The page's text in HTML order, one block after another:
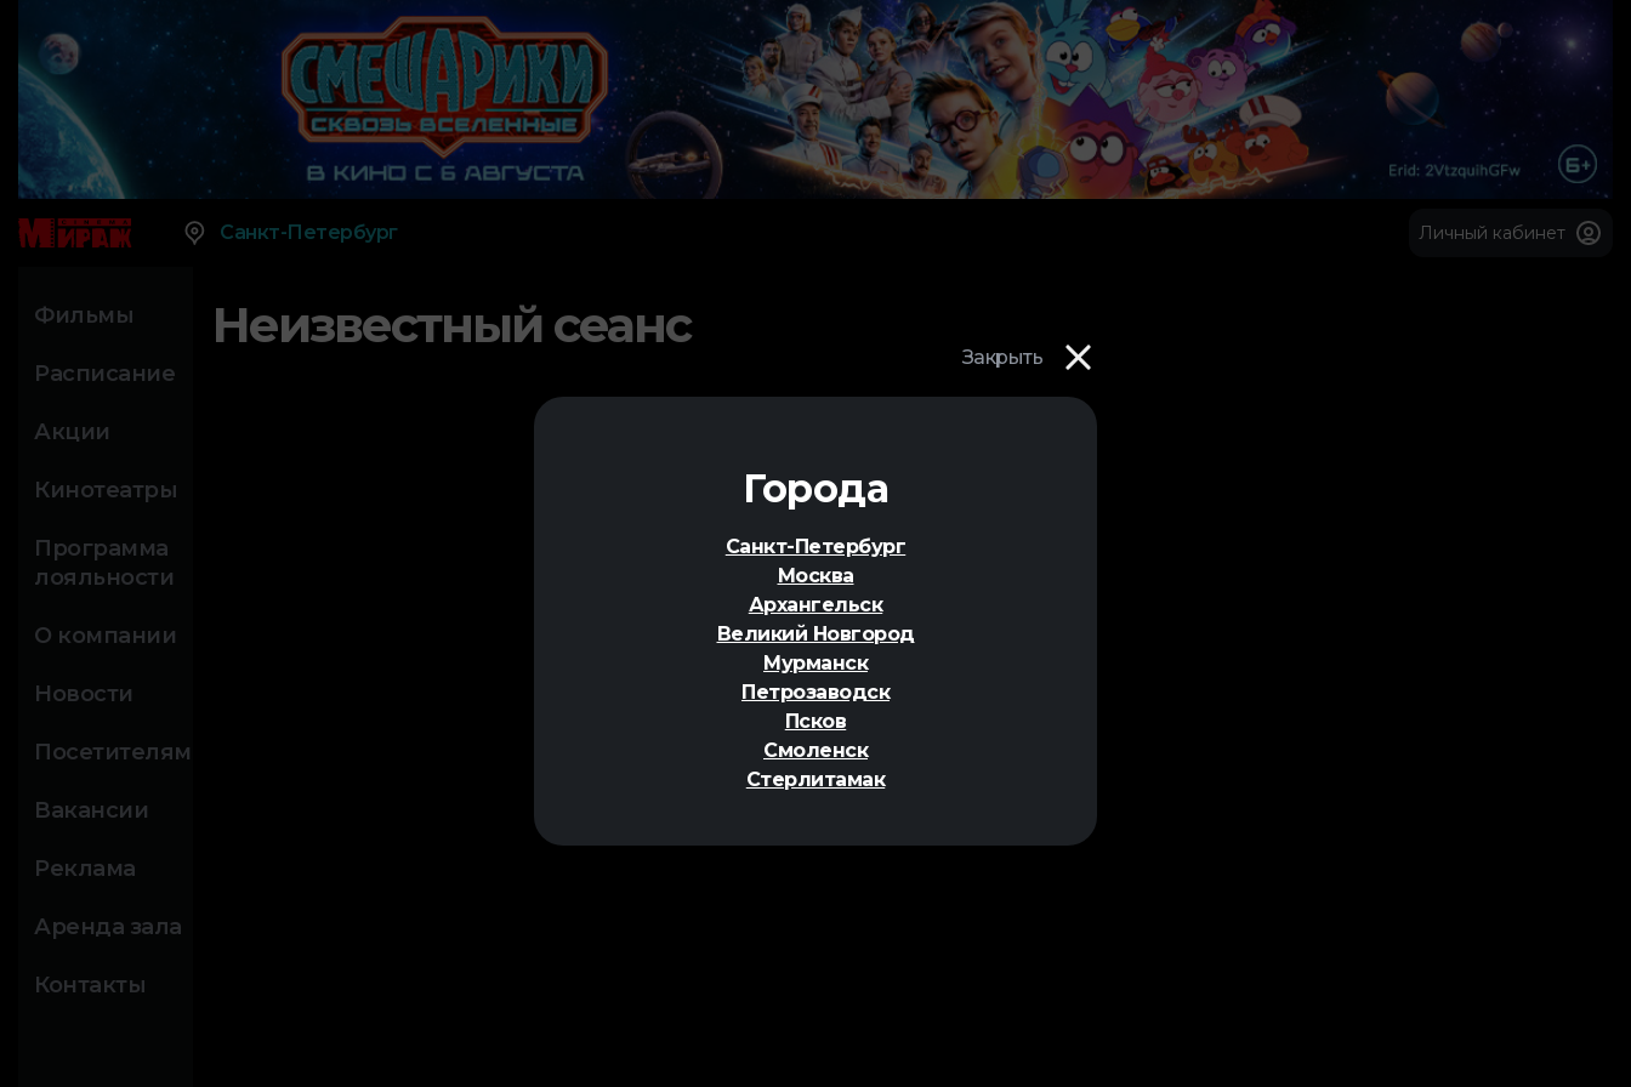
Закрыть
Города
Санкт-Петербург
Москва
Архангельск
Великий Новгород
Мурманск
Петрозаводск
Псков
Смоленск
Стерлитамак
Санкт-Петербург Личный кабинет
Фильмы
Расписание
Акции
Кинотеатры
Программа
лояльности
О компании
Новости
Посетителям
Вакансии
Реклама
Аренда зала
Контакты
Неизвестный сеанс